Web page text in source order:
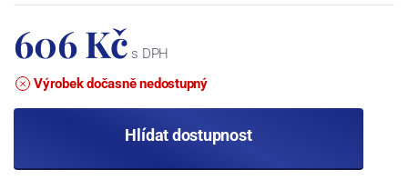
606 Kč s DPH
Výrobek dočasně nedostupný
Hlídat dostupnost